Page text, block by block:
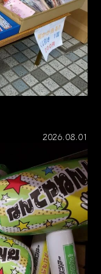
2026.08.01